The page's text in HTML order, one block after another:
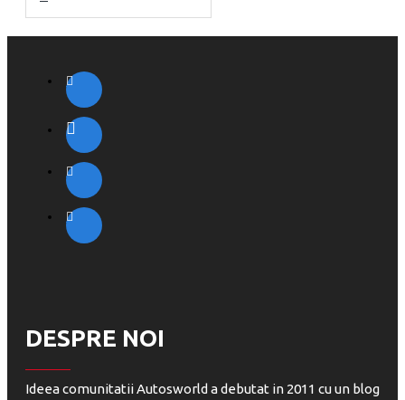
DESPRE NOI
Ideea comunitatii Autosworld a debutat in 2011 cu un blog